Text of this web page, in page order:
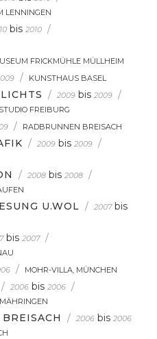
LENNINGEN
bis 2010 /
FRICKMÜHLE MÜLLHEIM
/ KUNSTHAUS BASEL
/ 2009 bis 2009 /
FREIBURG
/ RADBRUNNEN BREISACH
/ 2009 bis 2009 /
/ 2008 bis 2008 /
U.WOL / 2007 bis
bis 2007 /
/ MOHR-VILLA, MÜNCHEN
/ 2006 bis 2006 /
/ 2006 bis 2006